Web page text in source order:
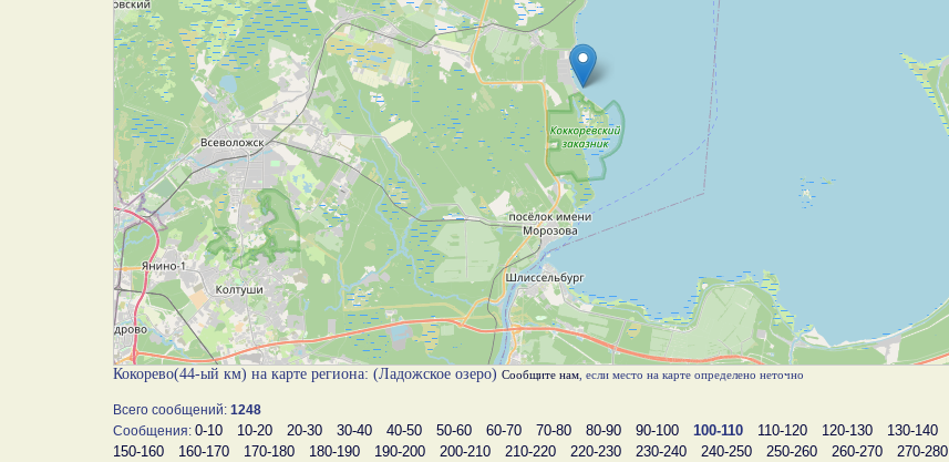
Кокорево(44-ый км) на карте региона: (Ладожское озеро) Сообщите нам , если место на карте определено неточно
Всего сообщений: 1248
Сообщения: 0-10 10-20 20-30 30-40 40-50 50-60 60-70 70-80 80-90 90-100 100-110 110-120 120-130 130-140
150-160
160-170 170-180 180-190 190-200 200-210 210-220 220-230 230-240 240-250 250-260 260-270 270-280